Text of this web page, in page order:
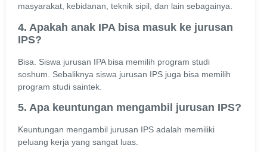
masyarakat, kebidanan, teknik sipil, dan lain sebagainya.
4. Apakah anak IPA bisa masuk ke jurusan
IPS?
Bisa. Siswa jurusan IPA bisa memilih program studi
soshum. Sebaliknya siswa jurusan IPS juga bisa memilih
program studi saintek.
5. Apa keuntungan mengambil jurusan IPS?
Keuntungan mengambil jurusan IPS adalah memiliki
peluang kerja yang sangat luas.